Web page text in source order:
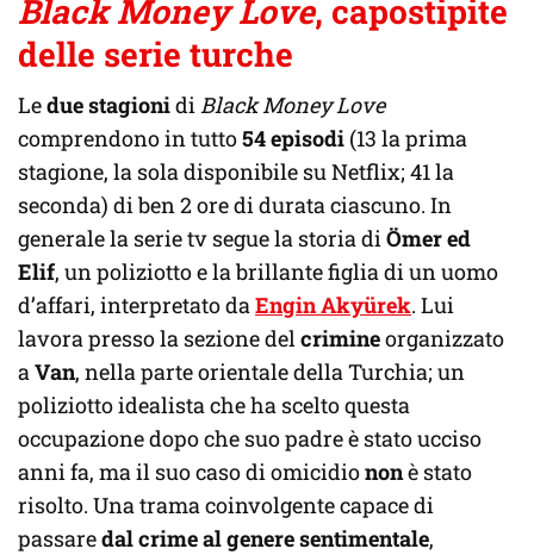
Black Money Love, capostipite
delle serie turche
Ledue stagionidi Black Money Love
comprendono in tutto54 episodi (13 la prima
stagione, la sola disponibile su Netflix; 41 la
seconda) di ben 2 ore di durata ciascuno. In
generale la serie tv segue la storia di Ömer ed
Elif, un poliziotto e la brillante figlia di un uomo
d’affari, interpretato da Engin Akyürek. Lui
lavora presso la sezione del crimineorganizzato
a Van, nella parte orientale della Turchia; un
poliziotto idealista che ha scelto questa
occupazione dopo che suo padre è stato ucciso
anni fa, ma il suo caso di omicidiononè stato
risolto. Una trama coinvolgente capace di
passaredal crime al genere sentimentale,